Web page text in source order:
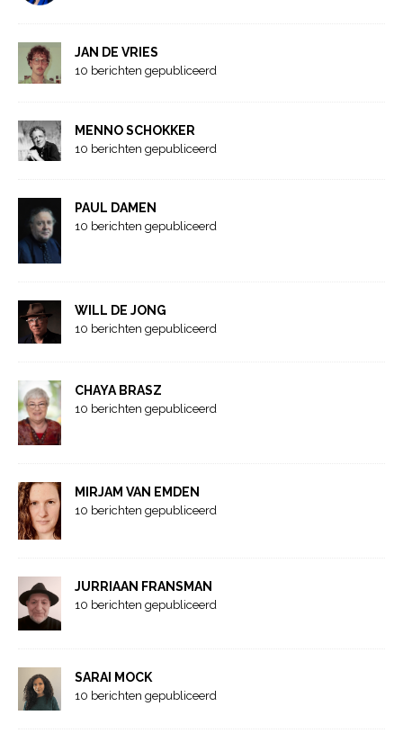
JAN DE VRIES
10 berichten gepubliceerd
MENNO SCHOKKER
10 berichten gepubliceerd
PAUL DAMEN
10 berichten gepubliceerd
WILL DE JONG
10 berichten gepubliceerd
CHAYA BRASZ
10 berichten gepubliceerd
MIRJAM VAN EMDEN
10 berichten gepubliceerd
JURRIAAN FRANSMAN
10 berichten gepubliceerd
SARAI MOCK
10 berichten gepubliceerd